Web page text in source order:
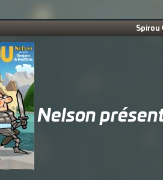
Spirou
Nelson